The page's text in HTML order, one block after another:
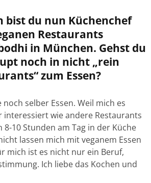
bist du nun Küchenchef
Restaurants
in München. Gehst du
noch in nicht „rein
zum Essen?
selber Essen. Weil mich es
interessiert wie andere Restaurants
8-10 Stunden am Tag in der Küche
lassen mich mit veganem Essen
mich ist es nicht nur ein Beruf,
Ich liebe das Kochen und